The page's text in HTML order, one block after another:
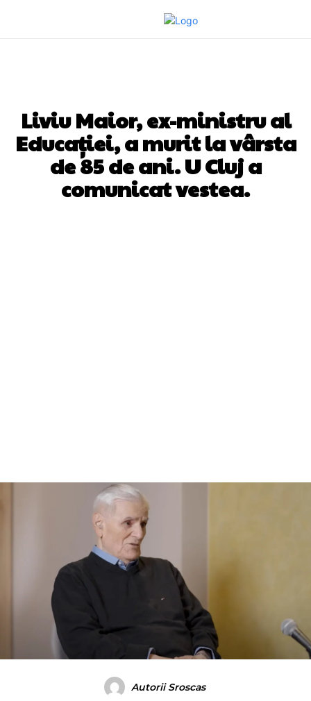
Liviu Maior, ex-ministru al
Educației, a murit la vârsta
de 85 de ani. U Cluj a
comunicat vestea.
Autorii Sroscas